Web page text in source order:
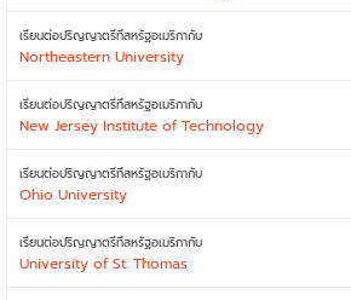
เรียนต่อปริญญาตรีที่สหรัฐอเมริกากับ
Northeastern University
เรียนต่อปริญญาตรีที่สหรัฐอเมริกากับ
New Jersey Institute of Technology
เรียนต่อปริญญาตรีที่สหรัฐอเมริกากับ
Ohio University
เรียนต่อปริญญาตรีที่สหรัฐอเมริกากับ
University of St. Thomas